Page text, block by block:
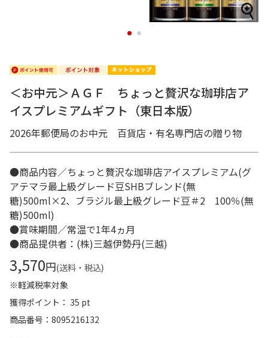
1 2
＜お中元＞ＡＧＦ ちょっと贅沢な珈琲店ア
イスプレミアムギフト（東日本版）
2026年郵便局のお中元 百貨店・有名専門店の贈り物
●商品内容／ちょっと贅沢な珈琲店アイスプレミアム(グ
アテマラ最上級グレード豆SHBブレンド(無
糖)500ml×2、ブラジル最上級グレード豆＃2 100％(無
糖)500ml)
●賞味期間／常温で1年4ヵ月
●商品提供者：(株)三越伊勢丹(三越)
3,570円(送料・税込)
※軽減税率対象
獲得ポイント： 35 pt
商品番号
8095216132